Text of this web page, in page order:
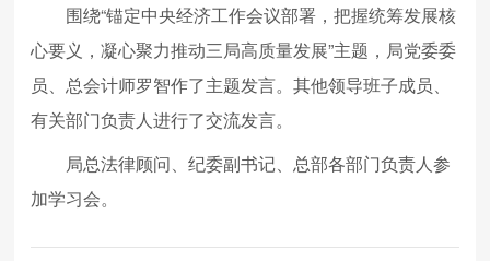
围绕“锚定中央经济工作会议部署，把握统筹发展核
心要义，凝心聚力推动三局高质量发展”主题，局党委委
员、总会计师罗智作了主题发言。其他领导班子成员、
有关部门负责人进行了交流发言。
局总法律顾问、纪委副书记、总部各部门负责人参
加学习会。